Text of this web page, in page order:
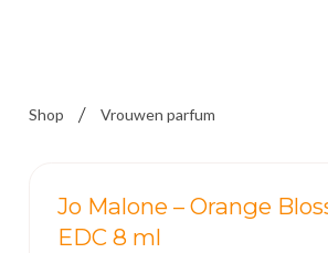
Shop Vrouwen parfum
Jo Malone – Orange
EDC 8 ml